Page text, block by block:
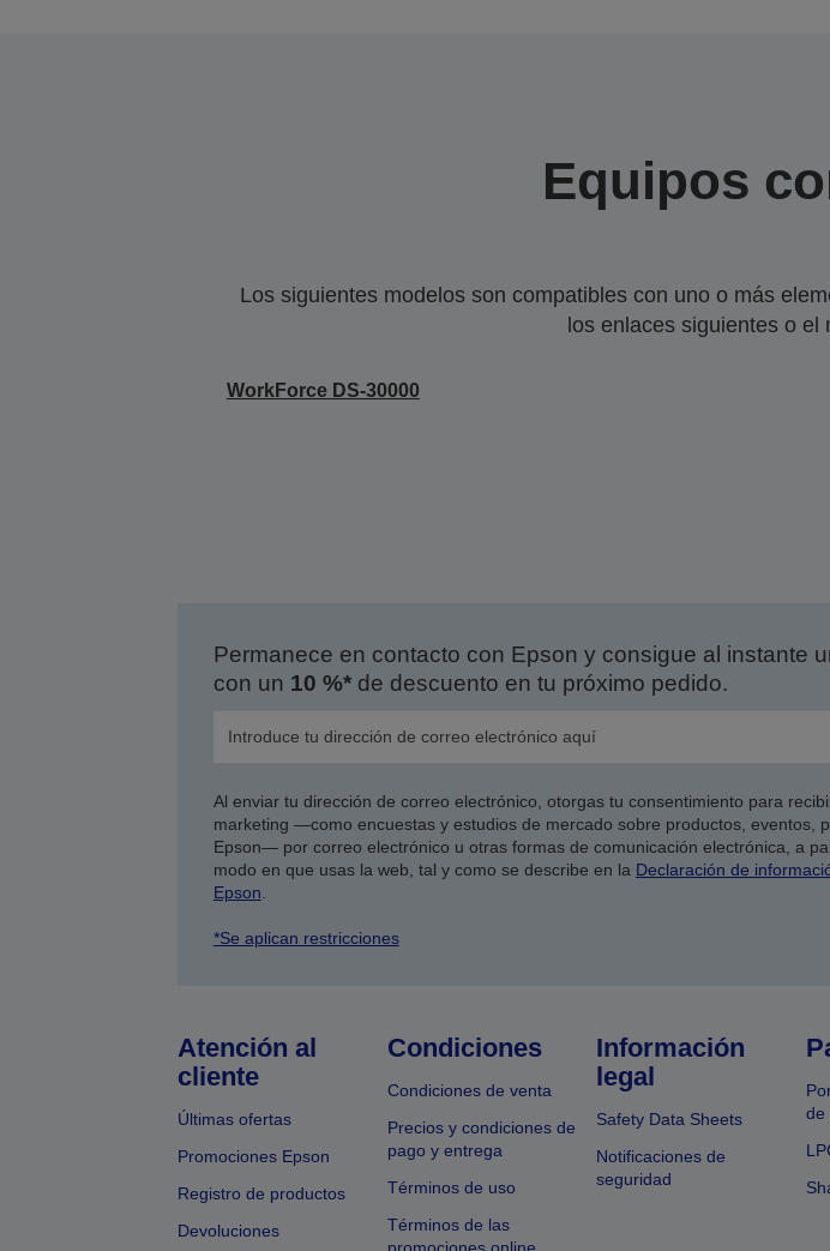
Equipos
Los siguientes modelos son compatibles con uno o más
los enlaces siguientes o
WorkForce DS-30000
Permanece en contacto con Epson y consigue al instante
con un 10 %*de descuento en tu próximo pedido.
Al enviar tu dirección de correo electrónico, otorgas tu consentimiento para
marketing —como encuestas y estudios de mercado sobre productos, eventos,
Epson— por correo electrónico u otras formas de comunicación electrónica, a
modo en que usas la web, tal y como se describe en la Declaración de
Epson
*Se aplican restricciones
Atención al
cliente
Últimas ofertas
Promociones Epson
Registro de productos
Devoluciones
Condiciones
Condiciones de venta
Precios y condiciones de
pago y entrega
Términos de uso
Términos de las
Información
legal
Safety Data Sheets
Notificaciones de
seguridad
de